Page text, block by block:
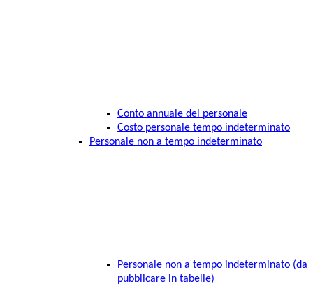
Conto annuale del personale
Costo personale tempo indeterminato
Personale non a tempo indeterminato
Personale non a tempo indeterminato (da
pubblicare in tabelle)